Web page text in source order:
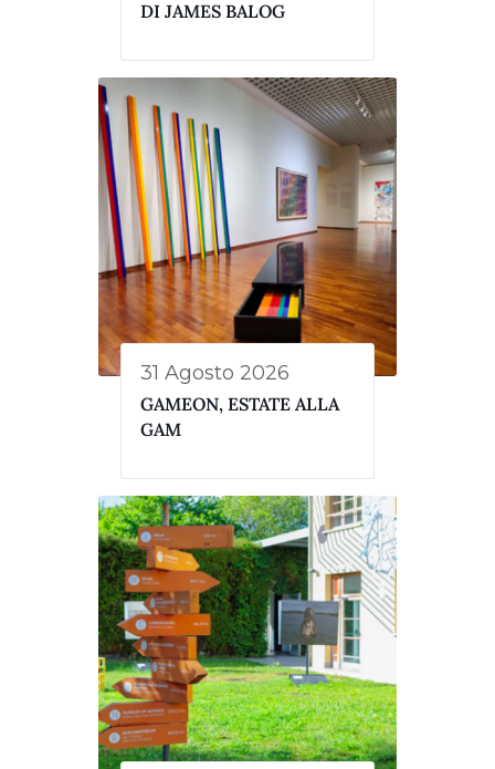
DI JAMES BALOG
31 Agosto 2026
GAMEON, ESTATE ALLA
GAM